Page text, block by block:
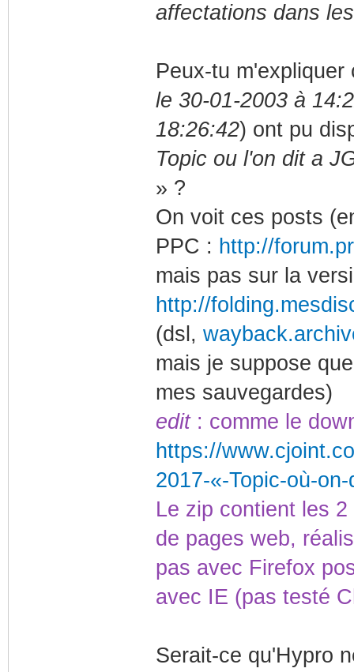
affectations dans
Peux-tu
le 30-01-2003 à
18:26:42) ont pu
Topic ou l'on dit a
» ?
On voit ces posts
PPC : http://
mais pas sur la
http://
(dsl,
mais je suppose
mes sauvegardes)
edit: comme le
https://
2017-«-Topic-où-
Le zip contient les
de pages web,
pas avec Firefox
avec IE (pas testé
Serait-ce qu'Hypro